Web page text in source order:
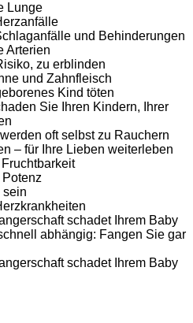
Lunge
und Behinderungen
Arterien
zu erblinden
und Zahnfleisch
Kind töten
Sie Ihren Kindern, Ihrer
oft selbst zu Rauchern
– für Ihre Lieben weiterleben
sein
schadet Ihrem Baby
abhängig: Fangen Sie gar
schadet Ihrem Baby